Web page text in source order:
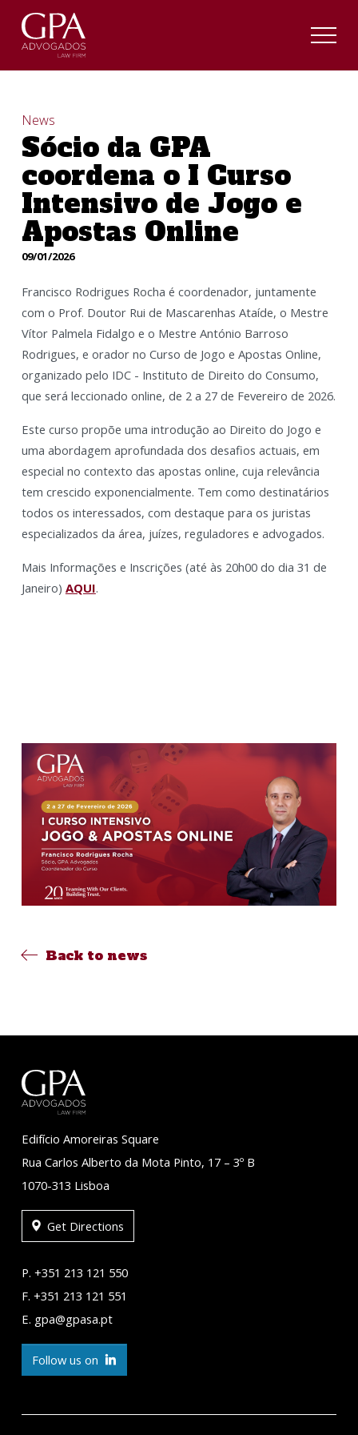
News
Sócio da GPA
coordena o I Curso
Intensivo de Jogo e
Apostas Online
09/01/2026
Francisco Rodrigues Rocha é coordenador, juntamente
com o Prof. Doutor Rui de Mascarenhas Ataíde, o Mestre
Vítor Palmela Fidalgo e o Mestre António Barroso
Rodrigues, e orador no Curso de Jogo e Apostas Online,
organizado pelo IDC - Instituto de Direito do Consumo,
que será leccionado online, de 2 a 27 de Fevereiro de 2026.
Este curso propõe uma introdução ao Direito do Jogo e
uma abordagem aprofundada dos desafios actuais, em
especial no contexto das apostas online, cuja relevância
tem crescido exponencialmente. Tem como destinatários
todos os interessados, com destaque para os juristas
especializados da área, juízes, reguladores e advogados.
Mais Informações e Inscrições (até às 20h00 do dia 31 de
Janeiro) AQUI.
Back to news
Edifício Amoreiras Square
Rua Carlos Alberto da Mota Pinto, 17 – 3º B
1070-313 Lisboa
Get Directions
P. +351 213 121 550
F. +351 213 121 551
E. gpa@gpasa.pt
Follow us on